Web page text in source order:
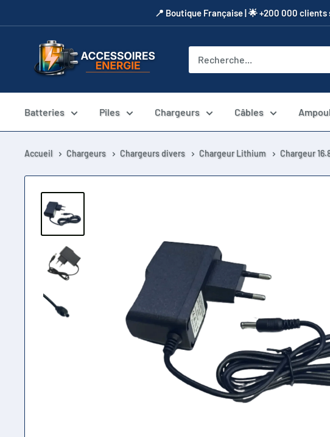
au
​📍​ Boutique Française | 🌟 +200 000 clients
Accessoires
Energie
Batteries Piles Chargeurs Câbles
Accueil Chargeurs Chargeurs divers Chargeur Lithium Chargeur